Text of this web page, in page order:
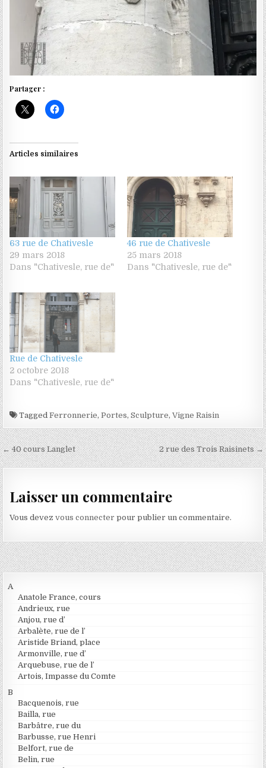
Partager :
Articles similaires
63 rue de Chativesle
29 mars 2018
Dans "Chativesle, rue de"
46 rue de Chativesle
25 mars 2018
Dans "Chativesle, rue de"
Rue de Chativesle
2 octobre 2018
Dans "Chativesle, rue de"
TaggedFerronnerie,Portes,Sculpture,Vigne Raisin
Navigation de l’article2 rue des Trois Raisinets →
← 40 cours Langlet
Laisser un commentaire
Vous devezvous connecter pour publier un commentaire.
A
Anatole France, cours
Andrieux, rue
Anjou, rue d’
Arbalète, rue de l’
Aristide Briand, place
Armonville, rue d’
Arquebuse, rue de l’
Artois, Impasse du Comte
B
Bacquenois, rue
Bailla, rue
Barbâtre, rue du
Barbusse, rue Henri
Belfort, rue de
Belin, rue